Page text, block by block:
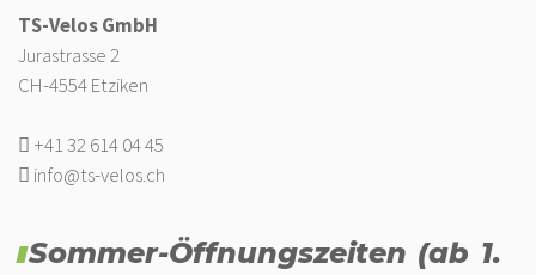
TS-Velos GmbH
Jurastrasse 2
CH-4554 Etziken
+41 32 614 04 45
info@ts-velos.ch
Sommer-Öffnungszeiten (ab 1.